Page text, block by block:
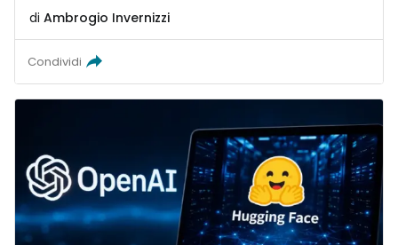
di Ambrogio Invernizzi
Condividi